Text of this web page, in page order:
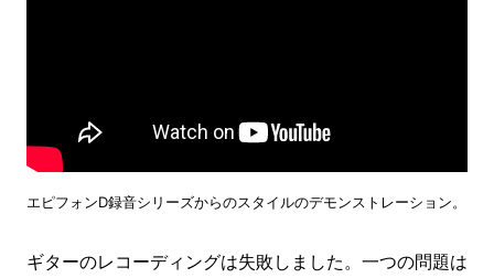
エピフォンD録音シリーズからのスタイルのデモンストレーション。
ギターのレコーディングは失敗しました。一つの問題は